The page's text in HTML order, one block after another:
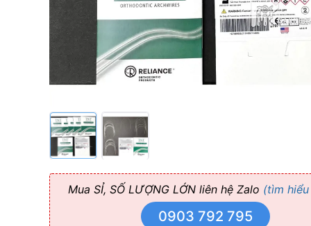
chữ
nhật
Reliance
Mua SỈ, SỐ LƯỢNG LỚN liên hệ Zalo (tìm
0903 792 795